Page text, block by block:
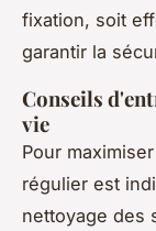
fixation, soit
garantir la
Conseils
vie
Pour
régulier est
nettoyage des